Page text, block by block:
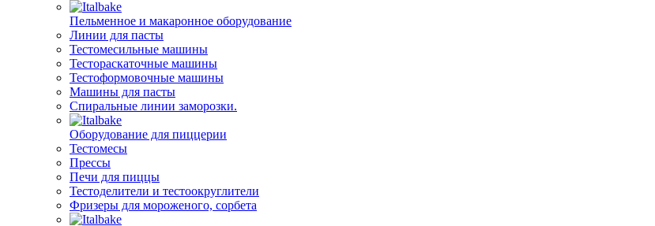
Пельменное и макаронное оборудование
Линии для пасты
Тестомесильные машины
Тестораскаточные машины
Тестоформовочные машины
Машины для пасты
Спиральные линии заморозки.
Оборудование для пиццерии
Тестомесы
Прессы
Печи для пиццы
Тестоделители и тестоокруглители
Фризеры для мороженого, сорбета